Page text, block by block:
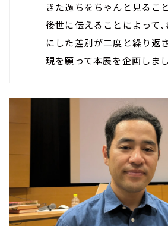
きた過ちをちゃんと見るこ
後世に伝えることによって
にした差別が二度と繰り返
現を願って本展を企画しまし